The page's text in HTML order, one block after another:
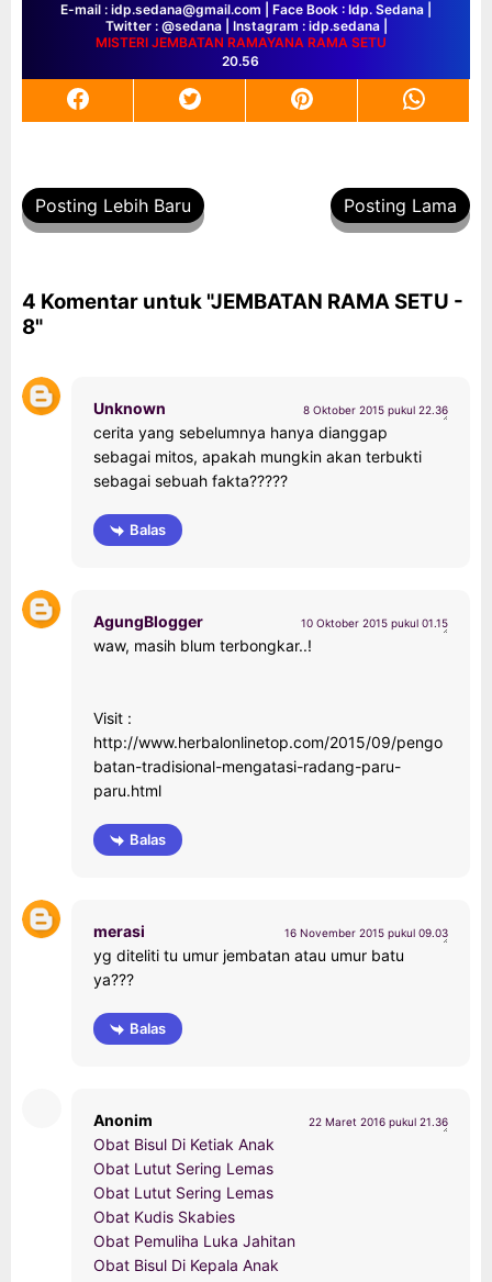
E-mail : idp.sedana@gmail.com | Face Book : Idp. Sedana |
Twitter : @sedana | Instagram : idp.sedana |
MISTERI JEMBATAN RAMAYANA RAMA SETU
20.56
Posting Lebih Baru Posting Lama
4 Komentar untuk "JEMBATAN RAMA SETU -
8"
Unknown 8 Oktober 2015 pukul 22.36
cerita yang sebelumnya hanya dianggap
sebagai mitos, apakah mungkin akan terbukti
sebagai sebuah fakta?????
Balas
AgungBlogger 10 Oktober 2015 pukul 01.15
waw, masih blum terbongkar..!
Visit :
http://www.herbalonlinetop.com/2015/09/pengo
batan-tradisional-mengatasi-radang-paru-
paru.html
Balas
merasi 16 November 2015 pukul 09.03
yg diteliti tu umur jembatan atau umur batu
ya???
Balas
Anonim 22 Maret 2016 pukul 21.36
Obat Bisul Di Ketiak Anak
Obat Lutut Sering Lemas
Obat Lutut Sering Lemas
Obat Kudis Skabies
Obat Pemuliha Luka Jahitan
Obat Bisul Di Kepala Anak